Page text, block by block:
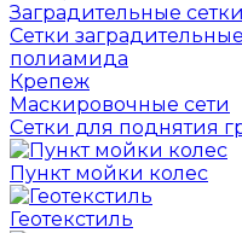
Заградительные сетки
Сетки
полиамида
Крепеж
Маскировочные сети
Сетки для поднятия
Пункт мойки колес
Геотекстиль